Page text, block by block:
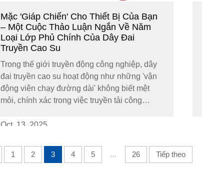
Mặc 'Giáp Chiến' Cho Thiết Bị Của Bạn
– Một Cuộc Thảo Luận Ngắn Về Năm
Loại Lớp Phủ Chính Của Dây Đai
Truyền Cao Su
Trong thế giới truyền động công nghiệp, dây
đai truyền cao su hoạt động như những 'vận
động viên chạy đường dài' không biết mệt
mỏi, chính xác trong việc truyền tải công
'vận động viên' này phụ thuộc rất lớn vào
Oct. 13. 2025
1 2 3 4 5 26 Tiếp theo